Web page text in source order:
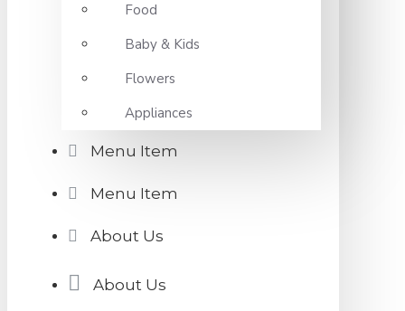
Food
Baby & Kids
Flowers
Appliances
Menu Item
Menu Item
About Us
About Us